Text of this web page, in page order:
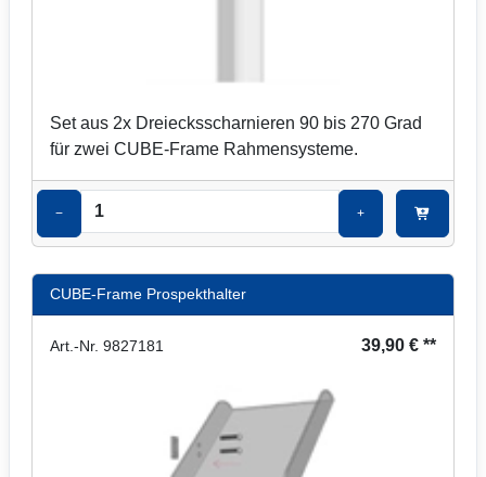
Set aus 2x Dreiecksscharnieren 90 bis 270 Grad
für zwei CUBE-Frame Rahmensysteme.
− +
CUBE-Frame Prospekthalter
Art.-Nr. 9827181 39,90 € **